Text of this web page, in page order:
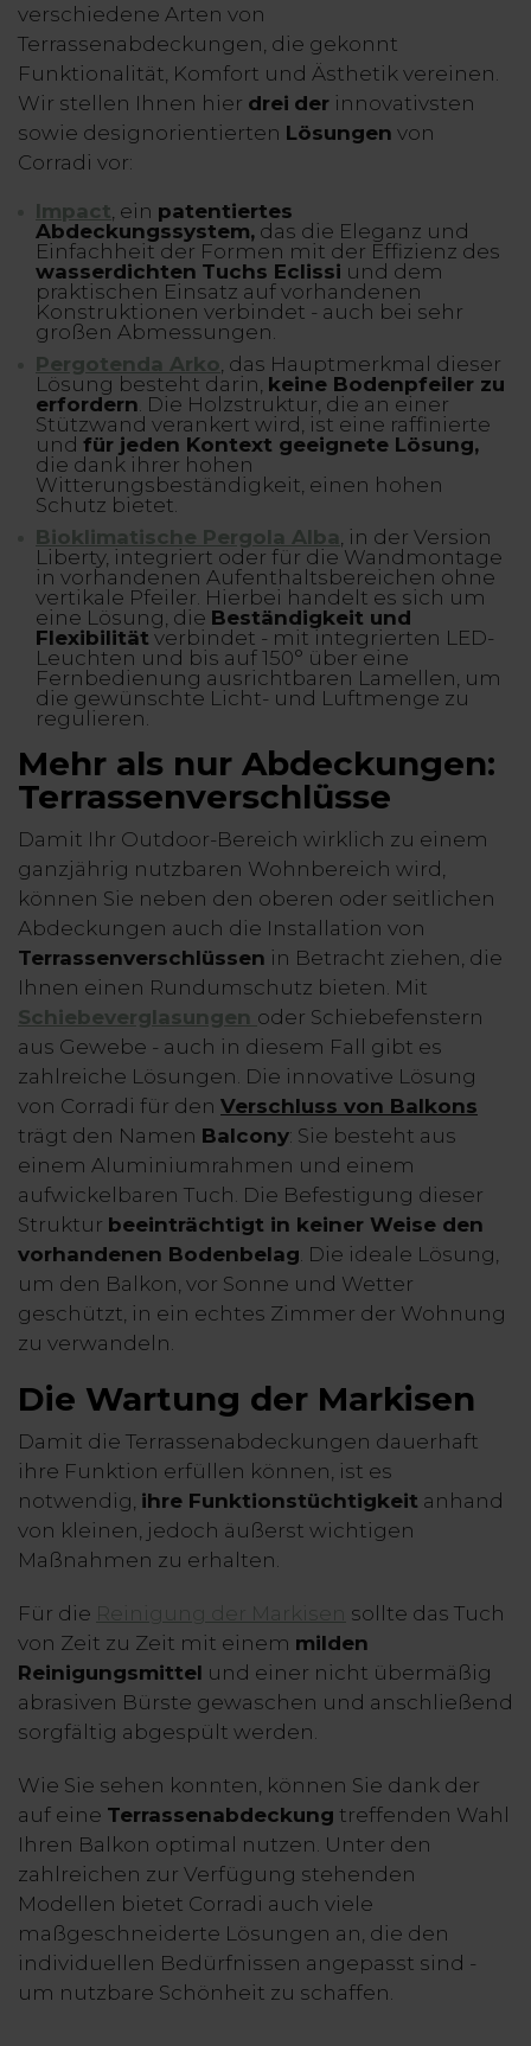
verschiedene Arten von
Terrassenabdeckungen, die gekonnt
Funktionalität, Komfort und Ästhetik vereinen.
Wir stellen Ihnen hier drei der innovativsten
sowie designorientierten Lösungen von
Corradi vor:
Impact, ein patentiertes
Abdeckungssystem, das die Eleganz und
Einfachheit der Formen mit der Effizienz des
wasserdichten Tuchs Eclissi und dem
praktischen Einsatz auf vorhandenen
Konstruktionen verbindet - auch bei sehr
großen Abmessungen.
Pergotenda Arko, das Hauptmerkmal dieser
Lösung besteht darin, keine Bodenpfeiler zu
erfordern. Die Holzstruktur, die an einer
Stützwand verankert wird, ist eine raffinierte
und für jeden Kontext geeignete Lösung,
die dank ihrer hohen
Witterungsbeständigkeit, einen hohen
Schutz bietet.
Bioklimatische Pergola Alba, in der Version
Liberty, integriert oder für die Wandmontage
in vorhandenen Aufenthaltsbereichen ohne
vertikale Pfeiler. Hierbei handelt es sich um
eine Lösung, die Beständigkeit und
Flexibilität verbindet - mit integrierten LED-
Leuchten und bis auf 150° über eine
Fernbedienung ausrichtbaren Lamellen, um
die gewünschte Licht- und Luftmenge zu
regulieren.
Mehr als nur Abdeckungen:
Terrassenverschlüsse
Damit Ihr Outdoor-Bereich wirklich zu einem
ganzjährig nutzbaren Wohnbereich wird,
können Sie neben den oberen oder seitlichen
Abdeckungen auch die Installation von
Terrassenverschlüssen in Betracht ziehen, die
Ihnen einen Rundumschutz bieten. Mit
Schiebeverglasungen oder Schiebefenstern
aus Gewebe - auch in diesem Fall gibt es
zahlreiche Lösungen. Die innovative Lösung
von Corradi für den Verschluss von Balkons
trägt den Namen Balcony: Sie besteht aus
einem Aluminiumrahmen und einem
aufwickelbaren Tuch. Die Befestigung dieser
Struktur beeinträchtigt in keiner Weise den
vorhandenen Bodenbelag. Die ideale Lösung,
um den Balkon, vor Sonne und Wetter
geschützt, in ein echtes Zimmer der Wohnung
zu verwandeln.
Die Wartung der Markisen
Damit die Terrassenabdeckungen dauerhaft
ihre Funktion erfüllen können, ist es
notwendig, ihre Funktionstüchtigkeit anhand
von kleinen, jedoch äußerst wichtigen
Maßnahmen zu erhalten.
Für die Reinigung der Markisen
sollte das Tuch
von Zeit zu Zeit mit einem milden
Reinigungsmittel und einer nicht übermäßig
abrasiven Bürste gewaschen und anschließend
sorgfältig abgespült werden.
Wie Sie sehen konnten, können Sie dank der
auf eine Terrassenabdeckung treffenden Wahl
Ihren Balkon optimal nutzen. Unter den
zahlreichen zur Verfügung stehenden
Modellen bietet Corradi auch viele
maßgeschneiderte Lösungen an, die den
individuellen Bedürfnissen angepasst sind -
um nutzbare Schönheit zu schaffen.